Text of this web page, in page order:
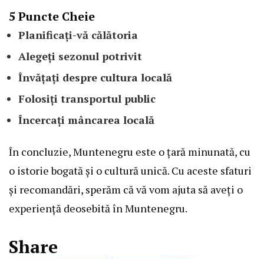
5 Puncte Cheie
Planificați-vă călătoria
Alegeți sezonul potrivit
Învățați despre cultura locală
Folosiți transportul public
Încercați mâncarea locală
În concluzie, Muntenegru este o țară minunată, cu
o istorie bogată și o cultură unică. Cu aceste sfaturi
și recomandări, sperăm că vă vom ajuta să aveți o
experiență deosebită în Muntenegru.
Share